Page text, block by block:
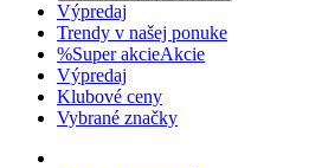
Výpredaj
Trendy v našej ponuke
%Super akcieAkcie
Výpredaj
Klubové ceny
Vybrané značky